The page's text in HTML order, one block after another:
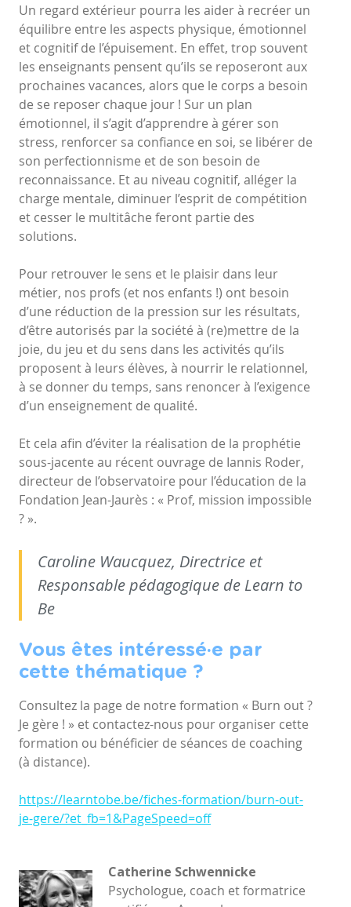
Un regard extérieur pourra les aider à recréer un
équilibre entre les aspects physique, émotionnel
et cognitif de l’épuisement. En effet, trop souvent
les enseignants pensent qu’ils se reposeront aux
prochaines vacances, alors que le corps a besoin
de se reposer chaque jour ! Sur un plan
émotionnel, il s’agit d’apprendre à gérer son
stress, renforcer sa confiance en soi, se libérer de
son perfectionnisme et de son besoin de
reconnaissance. Et au niveau cognitif, alléger la
charge mentale, diminuer l’esprit de compétition
et cesser le multitâche feront partie des
solutions.
Pour retrouver le sens et le plaisir dans leur
métier, nos profs (et nos enfants !) ont besoin
d’une réduction de la pression sur les résultats,
d’être autorisés par la société à (re)mettre de la
joie, du jeu et du sens dans les activités qu’ils
proposent à leurs élèves, à nourrir le relationnel,
à se donner du temps, sans renoncer à l’exigence
d’un enseignement de qualité.
Et cela afin d’éviter la réalisation de la prophétie
sous-jacente au récent ouvrage de Iannis Roder,
directeur de l’observatoire pour l’éducation de la
Fondation Jean-Jaurès : « Prof, mission impossible
? ».
Caroline Waucquez, Directrice et
Responsable pédagogique de Learn to
Be
Vous êtes intéressé·e par
cette thématique ?
Consultez la page de notre formation « Burn out ?
Je gère ! » et contactez-nous pour organiser cette
formation ou bénéficier de séances de coaching
(à distance).
https://learntobe.be/fiches-formation/burn-out-
je-gere/?et_fb=1&PageSpeed=off
Catherine Schwennicke
Psychologue, coach et formatrice